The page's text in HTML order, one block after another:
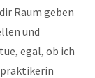
Raum geben
und
egal, ob ich